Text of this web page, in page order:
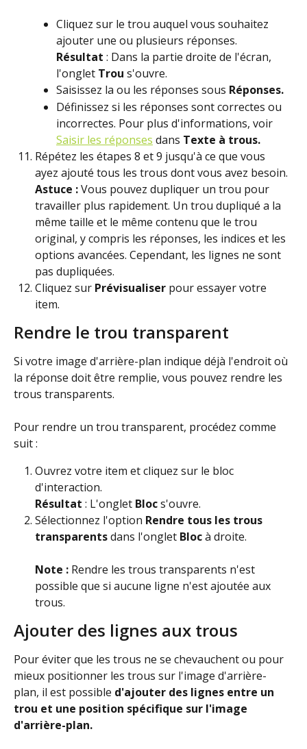
Cliquez sur le trou auquel vous souhaitez
ajouter une ou plusieurs réponses.
Résultat : Dans la partie droite de l'écran,
l'onglet Trou s'ouvre.
Saisissez la ou les réponses sous Réponses.
Définissez si les réponses sont correctes ou
incorrectes. Pour plus d'informations, voir
Saisir les réponses dans Texte à trous.
Répétez les étapes 8 et 9 jusqu'à ce que vous
ayez ajouté tous les trous dont vous avez besoin.
Astuce : Vous pouvez dupliquer un trou pour
travailler plus rapidement. Un trou dupliqué a la
même taille et le même contenu que le trou
original, y compris les réponses, les indices et les
options avancées. Cependant, les lignes ne sont
pas dupliquées.
Cliquez sur Prévisualiser pour essayer votre
item.
Rendre le trou transparent
Si votre image d'arrière-plan indique déjà l'endroit où
la réponse doit être remplie, vous pouvez rendre les
trous transparents.
Pour rendre un trou transparent, procédez comme
suit :
Ouvrez votre item et cliquez sur le bloc
d'interaction.
Résultat : L'onglet Bloc s'ouvre.
Sélectionnez l'option Rendre tous les trous
transparents dans l'onglet Bloc à droite.
Note : Rendre les trous transparents n'est
possible que si aucune ligne n'est ajoutée aux
trous.
Ajouter des lignes aux trous
Pour éviter que les trous ne se chevauchent ou pour
mieux positionner les trous sur l'image d'arrière-
plan, il est possible d'ajouter des lignes entre un
trou et une position spécifique sur l'image
d'arrière-plan.